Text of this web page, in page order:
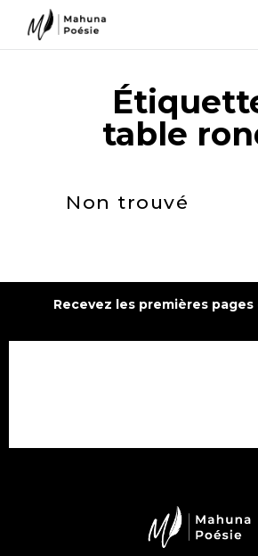
table
Non trouvé
Recevez les premières pages